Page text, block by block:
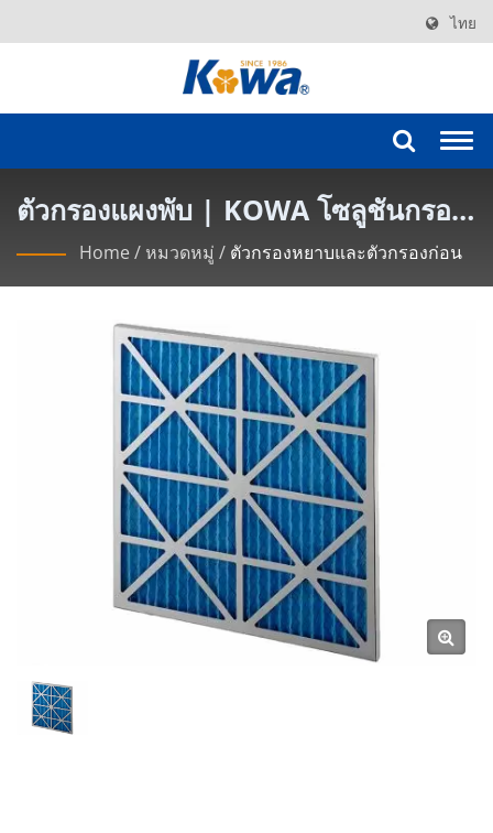
ไทย
ตัวกรองแผงพับ | KOWA โซลูชันกรอง
ห้องสะอาดที่ทันสมัย
Home/ หมวดหมู่ / ตัวกรองหยาบและตัวกรองก่อน